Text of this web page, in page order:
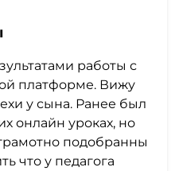
работы с
платформе. Вижу
у сына. Ранее был
онлайн уроках, но
подобранны
что у педагога